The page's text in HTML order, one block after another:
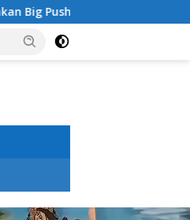
Flotim Bantah Tidak